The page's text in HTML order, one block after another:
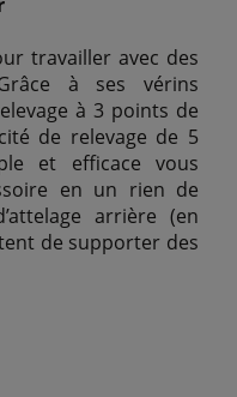
travailler avec des
à ses vérins
à 3 points de
de relevage de 5
et efficace vous
en un rien de
arrière (en
de supporter des